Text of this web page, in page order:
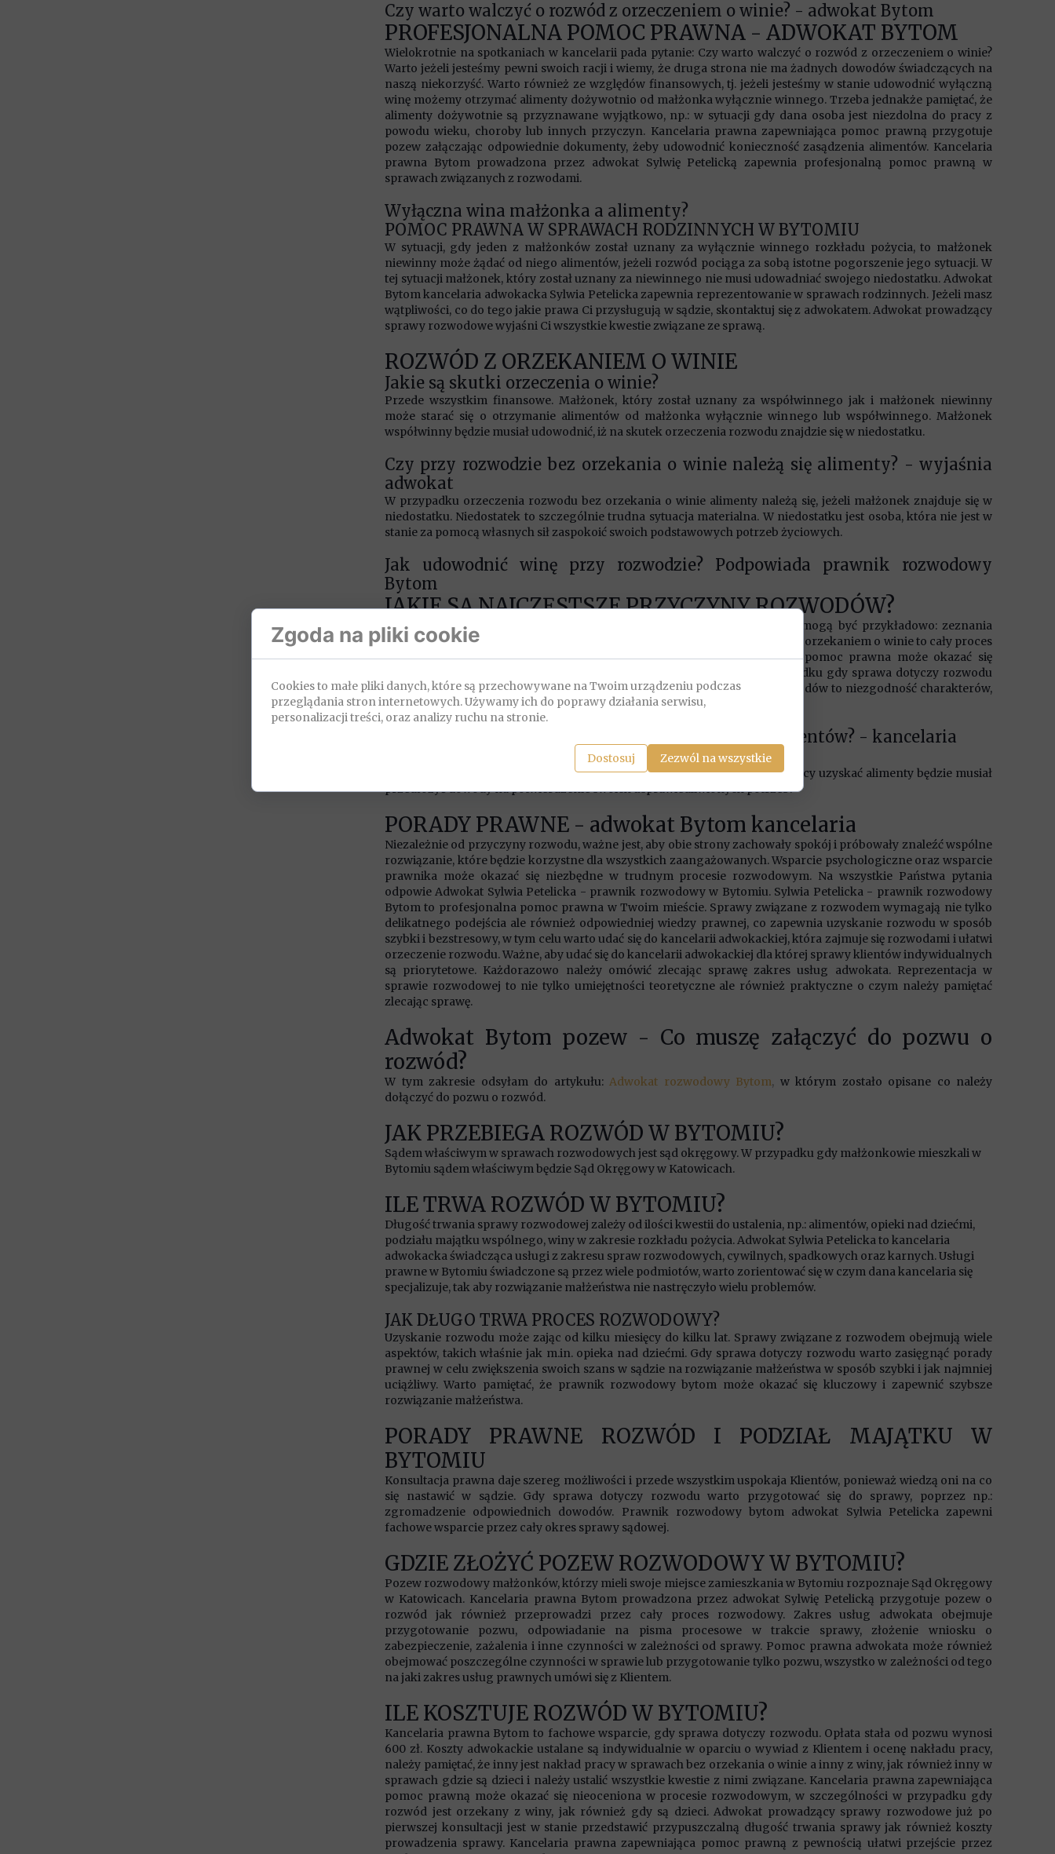
Czy warto walczyć o rozwód z orzeczeniem o winie? - adwokat Bytom
PROFESJONALNA POMOC PRAWNA - ADWOKAT BYTOM
Wielokrotnie na spotkaniach w kancelarii pada pytanie: Czy warto walczyć o rozwód z orzeczeniem o winie?
Warto jeżeli jesteśmy pewni swoich racji i wiemy, że druga strona nie ma żadnych dowodów świadczących na
naszą niekorzyść. Warto również ze względów finansowych, tj. jeżeli jesteśmy w stanie udowodnić wyłączną
winę możemy otrzymać alimenty dożywotnio od małżonka wyłącznie winnego. Trzeba jednakże pamiętać, że
alimenty dożywotnie są przyznawane wyjątkowo, np.: w sytuacji gdy dana osoba jest niezdolna do pracy z
powodu wieku, choroby lub innych przyczyn. Kancelaria prawna zapewniająca pomoc prawną przygotuje
pozew załączając odpowiednie dokumenty, żeby udowodnić konieczność zasądzenia alimentów. Kancelaria
prawna Bytom prowadzona przez adwokat Sylwię Petelicką zapewnia profesjonalną pomoc prawną w
sprawach związanych z rozwodami.
Wyłączna wina małżonka a alimenty?
POMOC PRAWNA W SPRAWACH RODZINNYCH W BYTOMIU
W sytuacji, gdy jeden z małżonków został uznany za wyłącznie winnego rozkładu pożycia, to małżonek
niewinny może żądać od niego alimentów, jeżeli rozwód pociąga za sobą istotne pogorszenie jego sytuacji. W
tej sytuacji małżonek, który został uznany za niewinnego nie musi udowadniać swojego niedostatku. Adwokat
Bytom kancelaria adwokacka Sylwia Petelicka zapewnia reprezentowanie w sprawach rodzinnych. Jeżeli masz
wątpliwości, co do tego jakie prawa Ci przysługują w sądzie, skontaktuj się z adwokatem. Adwokat prowadzący
sprawy rozwodowe wyjaśni Ci wszystkie kwestie związane ze sprawą.
ROZWÓD Z ORZEKANIEM O WINIE
Jakie są skutki orzeczenia o winie?
Przede wszystkim finansowe. Małżonek, który został uznany za współwinnego jak i małżonek niewinny
może starać się o otrzymanie alimentów od małżonka wyłącznie winnego lub współwinnego. Małżonek
współwinny będzie musiał udowodnić, iż na skutek orzeczenia rozwodu znajdzie się w niedostatku.
Czy przy rozwodzie bez orzekania o winie należą się alimenty? - wyjaśnia
adwokat
W przypadku orzeczenia rozwodu bez orzekania o winie alimenty należą się, jeżeli małżonek znajduje się w
niedostatku. Niedostatek to szczególnie trudna sytuacja materialna. W niedostatku jest osoba, która nie jest w
stanie za pomocą własnych sił zaspokoić swoich podstawowych potrzeb życiowych.
Jak udowodnić winę przy rozwodzie? Podpowiada prawnik rozwodowy
Bytom
JAKIE SĄ NAJCZĘSTSZE PRZYCZYNY ROZWODÓW?
Wszystko zależy od okoliczności sprawy. Dowodami wykazującymi winę mogą być przykładowo: zeznania
świadków, smsy, maile, wiadomości na komunikatorach, nagrania. Rozwód z orzekaniem o winie to cały proces
do którego warto się przygotować od samego początku, kompleksowa pomoc prawna może okazać się
kluczowa w zakresie dalszego powodzenia sprawy. Warto zatem w przypadku gdy sprawa dotyczy rozwodu
skonsultować się z prawnikiem rozwodowym. Najczęstsze przyczyny rozwodów to niezgodność charakterów,
zdrada, różnice zdań w zakresie wychowania dzieci.
Czy orzeczenie o winie ma wpływ na wysokość alimentów? - kancelaria
Orzeczenie o winie nie ma wpływu na wysokość alimentów. Małżonek chcący uzyskać alimenty będzie musiał
przedłożyć dowody na potwierdzenie swoich usprawiedliwionych potrzeb.
PORADY PRAWNE - adwokat Bytom kancelaria
Niezależnie od przyczyny rozwodu, ważne jest, aby obie strony zachowały spokój i próbowały znaleźć wspólne
rozwiązanie, które będzie korzystne dla wszystkich zaangażowanych. Wsparcie psychologiczne oraz wsparcie
prawnika może okazać się niezbędne w trudnym procesie rozwodowym. Na wszystkie Państwa pytania
odpowie Adwokat Sylwia Petelicka - prawnik rozwodowy w Bytomiu. Sylwia Petelicka - prawnik rozwodowy
Bytom to profesjonalna pomoc prawna w Twoim mieście. Sprawy związane z rozwodem wymagają nie tylko
delikatnego podejścia ale również odpowiedniej wiedzy prawnej, co zapewnia uzyskanie rozwodu w sposób
szybki i bezstresowy, w tym celu warto udać się do kancelarii adwokackiej, która zajmuje się rozwodami i ułatwi
orzeczenie rozwodu. Ważne, aby udać się do kancelarii adwokackiej dla której sprawy klientów indywidualnych
są priorytetowe. Każdorazowo należy omówić zlecając sprawę zakres usług adwokata. Reprezentacja w
sprawie rozwodowej to nie tylko umiejętności teoretyczne ale również praktyczne o czym należy pamiętać
zlecając sprawę.
Adwokat Bytom pozew - Co muszę załączyć do pozwu o
rozwód?
W tym zakresie odsyłam do artykułu: Adwokat rozwodowy Bytom, w którym zostało opisane co należy
dołączyć do pozwu o rozwód.
JAK PRZEBIEGA ROZWÓD W BYTOMIU?
Sądem właściwym w sprawach rozwodowych jest sąd okręgowy. W przypadku gdy małżonkowie mieszkali w
Bytomiu sądem właściwym będzie Sąd Okręgowy w Katowicach.
ILE TRWA ROZWÓD W BYTOMIU?
Długość trwania sprawy rozwodowej zależy od ilości kwestii do ustalenia, np.: alimentów, opieki nad dziećmi,
podziału majątku wspólnego, winy w zakresie rozkładu pożycia. Adwokat Sylwia Petelicka to kancelaria
adwokacka świadcząca usługi z zakresu spraw rozwodowych, cywilnych, spadkowych oraz karnych. Usługi
prawne w Bytomiu świadczone są przez wiele podmiotów, warto zorientować się w czym dana kancelaria się
specjalizuje, tak aby rozwiązanie małżeństwa nie nastręczyło wielu problemów.
JAK DŁUGO TRWA PROCES ROZWODOWY?
Uzyskanie rozwodu może zając od kilku miesięcy do kilku lat. Sprawy związane z rozwodem obejmują wiele
aspektów, takich właśnie jak m.in. opieka nad dziećmi. Gdy sprawa dotyczy rozwodu warto zasięgnąć porady
prawnej w celu zwiększenia swoich szans w sądzie na rozwiązanie małżeństwa w sposób szybki i jak najmniej
uciążliwy. Warto pamiętać, że prawnik rozwodowy bytom może okazać się kluczowy i zapewnić szybsze
rozwiązanie małżeństwa.
PORADY PRAWNE ROZWÓD I PODZIAŁ MAJĄTKU W
BYTOMIU
Konsultacja prawna daje szereg możliwości i przede wszystkim uspokaja Klientów, ponieważ wiedzą oni na co
się nastawić w sądzie. Gdy sprawa dotyczy rozwodu warto przygotować się do sprawy, poprzez np.:
zgromadzenie odpowiednich dowodów. Prawnik rozwodowy bytom adwokat Sylwia Petelicka zapewni
fachowe wsparcie przez cały okres sprawy sądowej.
GDZIE ZŁOŻYĆ POZEW ROZWODOWY W BYTOMIU?
Pozew rozwodowy małżonków, którzy mieli swoje miejsce zamieszkania w Bytomiu rozpoznaje Sąd Okręgowy
w Katowicach. Kancelaria prawna Bytom prowadzona przez adwokat Sylwię Petelicką przygotuje pozew o
rozwód jak również przeprowadzi przez cały proces rozwodowy. Zakres usług adwokata obejmuje
przygotowanie pozwu, odpowiadanie na pisma procesowe w trakcie sprawy, złożenie wniosku o
zabezpieczenie, zażalenia i inne czynności w zależności od sprawy. Pomoc prawna adwokata może również
obejmować poszczególne czynności w sprawie lub przygotowanie tylko pozwu, wszystko w zależności od tego
na jaki zakres usług prawnych umówi się z Klientem.
ILE KOSZTUJE ROZWÓD W BYTOMIU?
Kancelaria prawna Bytom to fachowe wsparcie, gdy sprawa dotyczy rozwodu. Opłata stała od pozwu wynosi
600 zł. Koszty adwokackie ustalane są indywidualnie w oparciu o wywiad z Klientem i ocenę nakładu pracy,
należy pamiętać, że inny jest nakład pracy w sprawach bez orzekania o winie a inny z winy, jak również inny w
sprawach gdzie są dzieci i należy ustalić wszystkie kwestie z nimi związane. Kancelaria prawna zapewniająca
pomoc prawną może okazać się nieoceniona w procesie rozwodowym, w szczególności w przypadku gdy
rozwód jest orzekany z winy, jak również gdy są dzieci. Adwokat prowadzący sprawy rozwodowe już po
pierwszej konsultacji jest w stanie przedstawić przypuszczalną długość trwania sprawy jak również koszty
prowadzenia sprawy. Kancelaria prawna zapewniająca pomoc prawną z pewnością ułatwi przejście przez
Zgoda na pliki cookie
Cookies to małe pliki danych, które są przechowywane na Twoim urządzeniu podczas
przeglądania stron internetowych. Używamy ich do poprawy działania serwisu,
personalizacji treści, oraz analizy ruchu na stronie.
Dostosuj Zezwól na wszystkie